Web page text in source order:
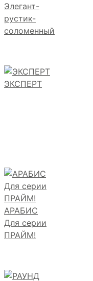
Элегант-
рустик-
соломенный
ЭКСПЕРТ
АРАБИС
Для серии
ПРАЙМ!